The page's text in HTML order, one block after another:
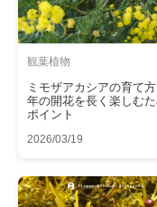
観葉植物
ミモザアカシアの育て
年の開花を長く楽しむ
ポイント
2026/03/19